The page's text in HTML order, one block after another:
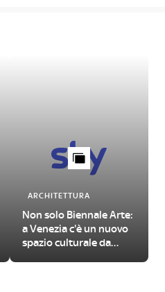
ARCHITETTURA
Non solo Biennale Arte:
a Venezia c'è un nuovo
spazio culturale da